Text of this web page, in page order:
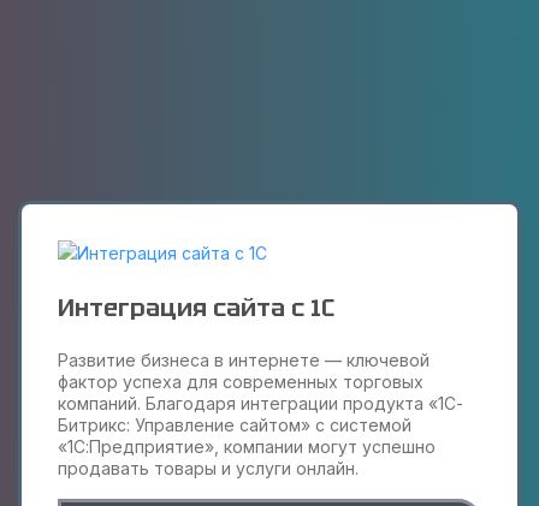
Интеграция сайта с 1С
Развитие бизнеса в интернете — ключевой
фактор успеха для современных торговых
компаний. Благодаря интеграции продукта «1С-
Битрикс: Управление сайтом» с системой
«1С:Предприятие», компании могут успешно
продавать товары и услуги онлайн.